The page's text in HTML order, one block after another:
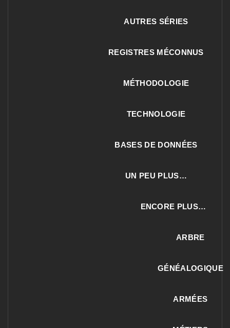
AUTRES SÉRIES
REGISTRES MÉCONNUS
MÉTHODOLOGIE
TECHNOLOGIE
BASES DE DONNÉES
UN PEU PLUS…
ENCORE PLUS…
ARBRE
GÉNÉALOGIQUE
ARMÉES